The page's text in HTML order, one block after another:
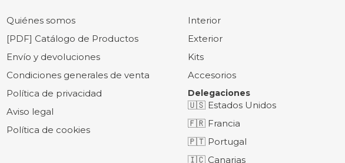
Quiénes somos
[PDF] Catálogo de Productos
Envío y devoluciones
Condiciones generales de venta
Política de privacidad
Aviso legal
Política de cookies
Interior
Exterior
Kits
Accesorios
Delegaciones
🇺🇸 Estados Unidos
🇫🇷 Francia
🇵🇹 Portugal
🇮🇨 Canarias